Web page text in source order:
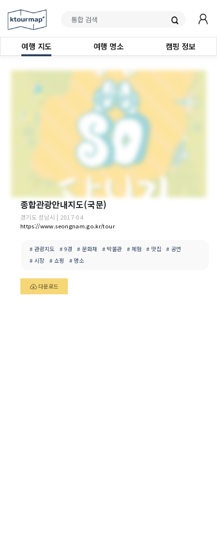
여행 지도 여행 명소 캠핑 정보
종합관광안내지도(국문)
경기도성남시 | 2017-04
https://www.seongnam.go.kr/tour
# 관광지도 # 9경 # 문화재 # 박물관 # 체험 # 맛집
# 공연
# 시장
# 쇼핑 # 명소
다운로드